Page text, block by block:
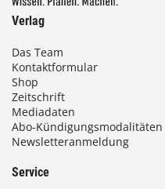
Verlag
Das Team
Kontaktformular
Shop
Zeitschrift
Mediadaten
Abo-Kündigungsmodalitäten
Newsletteranmeldung
Service